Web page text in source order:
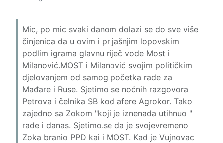
Mic, po mic svaki danom dolazi se do sve više
činjenica da u ovim i prijašnjim lopovskim
podlim igrama glavnu riječ vode Most i
Milanović.MOST i Milanović svojim političkim
djelovanjem od samog početka rade za
Mađare i Ruse. Sjetimo se noćnih razgovora
Petrova i čelnika SB kod afere Agrokor. Tako
zajedno sa Zokom "koji je iznenada utihnuo "
rade i danas. Sjetimo.se da je svojevremeno
Zoka branio PPD kai i MOST. Kad je Vujnovac